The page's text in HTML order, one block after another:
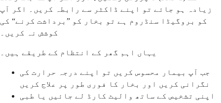
زیادہ ہو جائے تو اپنے ڈاکٹر سے رابطہ کریں۔ اگر آپ
کو بروگیڈا سنڈروم ہے تو بخار کو ”برداشت کرنے“ کی
کوشش نہ کریں۔
یہاں اہم گھر کے انتظام کے طریقے ہیں۔
جب آپ بیمار محسوس کریں تو اپنے درجہ حرارت کی
نگرانی کریں اور بخار کا فوری طور پر علاج کریں
اپنی تشخیص کے ساتھ والیٹ کارڈ لے جائیں یا طبی